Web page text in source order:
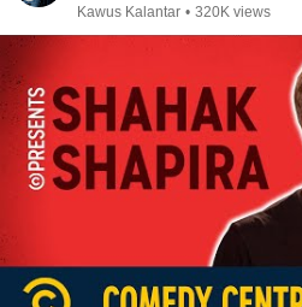
Kawus Kalantar • 320K views